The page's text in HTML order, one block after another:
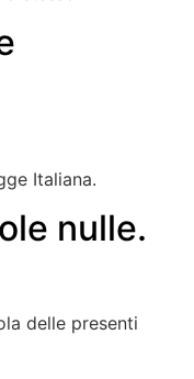
Italiana.
nulle.
delle presenti